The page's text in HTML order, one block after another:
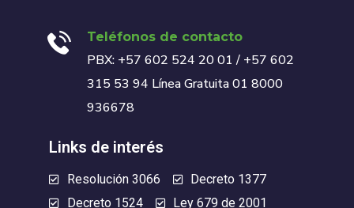
Teléfonos de contacto
PBX: +57 602 524 20 01 / +57 602
315 53 94 Línea Gratuita 01 8000
936678
Links de interés
Resolución 3066
Decreto 1377
Decreto 1524
Ley 679 de 2001